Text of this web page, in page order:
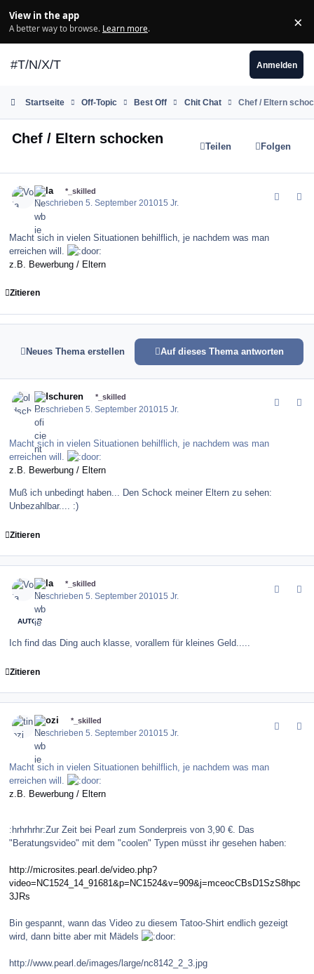
View in the app
A better way to browse. Learn more. ×
#T/N/X/T Anmelden
Startseite Off-Topic Best Off Chit Chat Chef / Eltern
Chef / Eltern schocken Teilen Folgen
Vola *_skilled
Geschrieben5. September 201015 Jr.
Macht sich in vielen Situationen behilflich, je nachdem was man
erreichen will.
z.B. Bewerbung / Eltern
Zitieren
Neues Thema erstellen Auf dieses Thema antworten
oldschuren *_skilled
Geschrieben5. September 201015 Jr.
Macht sich in vielen Situationen behilflich, je nachdem was man
erreichen will.
z.B. Bewerbung / Eltern
Muß ich unbedingt haben... Den Schock meiner Eltern zu sehen:
Unbezahlbar.... :)
Zitieren
Vola *_skilled
Geschrieben5. September 201015 Jr.
AUTOR
Ich find das Ding auch klasse, vorallem für kleines Geld.....
Zitieren
tinozi *_skilled
Geschrieben5. September 201015 Jr.
Macht sich in vielen Situationen behilflich, je nachdem was man
erreichen will.
z.B. Bewerbung / Eltern
:hrhrhrhr:Zur Zeit bei Pearl zum Sonderpreis von 3,90 €. Das
"Beratungsvideo" mit dem "coolen" Typen müsst ihr gesehen haben:
http://microsites.pearl.de/video.php?
video=NC1524_14_91681&p=NC1524&v=909&j=mceocCBsD1SzS8hpc
3JRs
Bin gespannt, wann das Video zu diesem Tatoo-Shirt endlich gezeigt
wird, dann bitte aber mit Mädels
http://www.pearl.de/images/large/nc8142_2_3.jpg